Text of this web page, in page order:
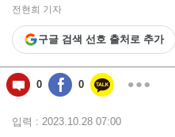
동)
전현희 기자
구글 검색 선호 출처로 추가
0 0
입력 : 2023.10.28 07:00